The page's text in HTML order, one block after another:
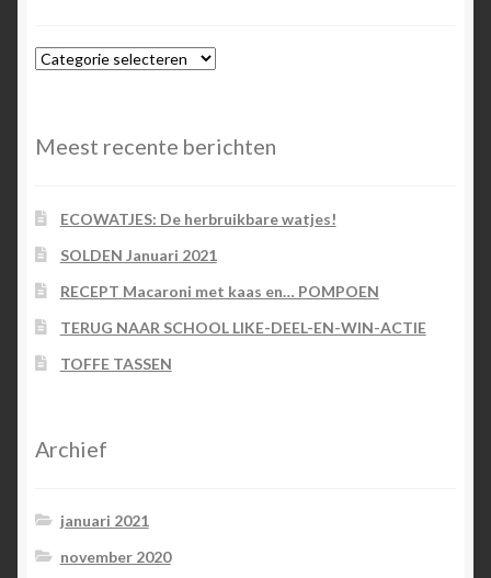
Blog-
Meest recente berichten
ECOWATJES: De herbruikbare watjes!
SOLDEN Januari 2021
RECEPT Macaroni met kaas en… POMPOEN
TERUG NAAR SCHOOL LIKE-DEEL-EN-WIN-ACTIE
TOFFE TASSEN
Archief
januari 2021
november 2020